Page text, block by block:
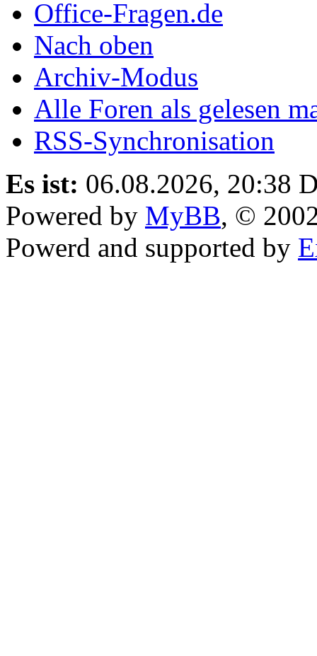
Office-Fragen.de
Nach oben
Archiv-Modus
Alle Foren als gelesen
RSS-Synchronisation
Es ist: 06.08.2026, 20:38
Powered by MyBB, ©
Powerd and supported by